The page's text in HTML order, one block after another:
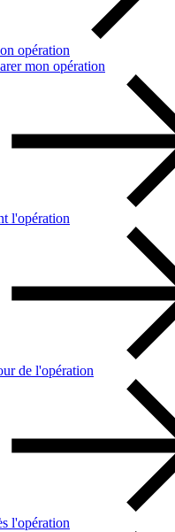
opération
mon opération
l'opération
de l'opération
l'opération